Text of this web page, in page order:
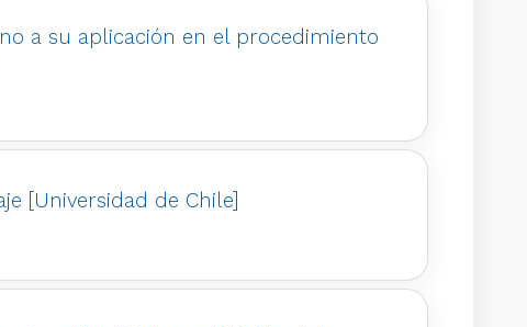
a su aplicación en el procedimiento
[Universidad de Chile]